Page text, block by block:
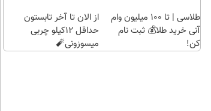
طلاسی | تا 100 میلیون وام
آنی خرید طلا💰 ثبت نام
کن!
از الان تا آخر تابستون
حداقل 12کیلو چربی
میسوزونی🧨